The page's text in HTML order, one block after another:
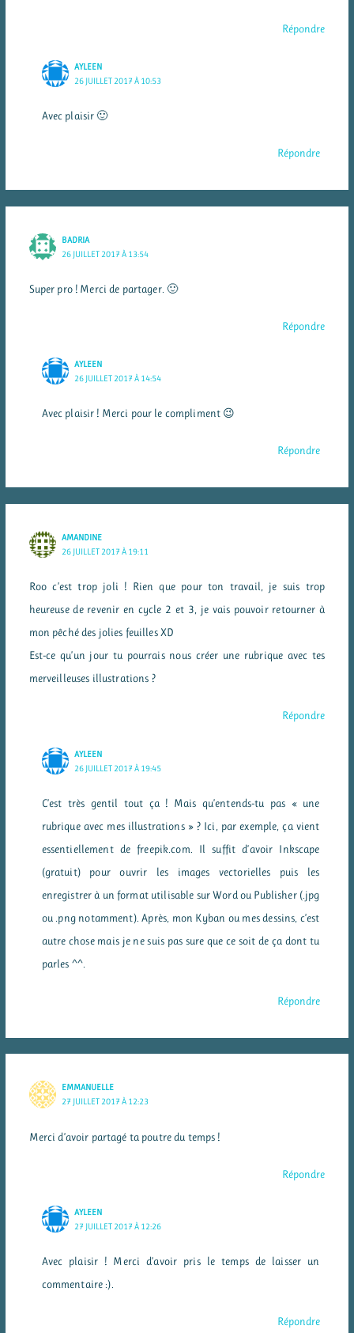
Répondre
AYLEEN
26 JUILLET 2017 À 10:53
Avec plaisir 🙂
Répondre
BADRIA
26 JUILLET 2017 À 13:54
Super pro ! Merci de partager. 🙂
Répondre
AYLEEN
26 JUILLET 2017 À 14:54
Avec plaisir ! Merci pour le compliment 😉
Répondre
AMANDINE
26 JUILLET 2017 À 19:11
Roo c’est trop joli ! Rien que pour ton travail, je suis trop
heureuse de revenir en cycle 2 et 3, je vais pouvoir retourner à
mon pêché des jolies feuilles XD
Est-ce qu’un jour tu pourrais nous créer une rubrique avec tes
merveilleuses illustrations ?
Répondre
AYLEEN
26 JUILLET 2017 À 19:45
C’est très gentil tout ça ! Mais qu’entends-tu pas « une
rubrique avec mes illustrations » ? Ici, par exemple, ça vient
essentiellement de freepik.com. Il suffit d’avoir Inkscape
(gratuit) pour ouvrir les images vectorielles puis les
enregistrer à un format utilisable sur Word ou Publisher (.jpg
ou .png notamment). Après, mon Kyban ou mes dessins, c’est
autre chose mais je ne suis pas sure que ce soit de ça dont tu
parles ^^.
Répondre
EMMANUELLE
27 JUILLET 2017 À 12:23
Merci d’avoir partagé ta poutre du temps !
Répondre
AYLEEN
27 JUILLET 2017 À 12:26
Avec plaisir ! Merci d’avoir pris le temps de laisser un
commentaire :).
Répondre